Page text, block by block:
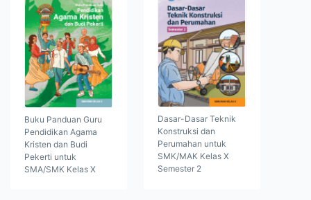
Buku Panduan Guru
Pendidikan Agama
Kristen dan Budi
Pekerti untuk
SMA/SMK Kelas X
Dasar-Dasar Teknik
Konstruksi dan
Perumahan untuk
SMK/MAK Kelas X
Semester 2